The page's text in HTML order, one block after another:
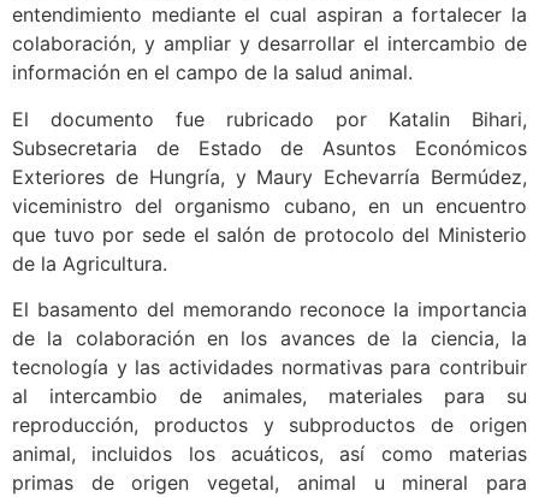
entendimiento mediante el cual aspiran a fortalecer la
colaboración, y ampliar y desarrollar el intercambio de
información en el campo de la salud animal.
El documento fue rubricado por Katalin Bihari,
Subsecretaria de Estado de Asuntos Económicos
Exteriores de Hungría, y Maury Echevarría Bermúdez,
viceministro del organismo cubano, en un encuentro
que tuvo por sede el salón de protocolo del Ministerio
de la Agricultura.
El basamento del memorando reconoce la importancia
de la colaboración en los avances de la ciencia, la
tecnología y las actividades normativas para contribuir
al intercambio de animales, materiales para su
reproducción, productos y subproductos de origen
animal, incluidos los acuáticos, así como materias
primas de origen vegetal, animal u mineral para